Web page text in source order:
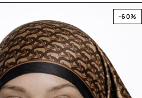
-60%